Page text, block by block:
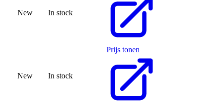
New In stock
New In stock
Prijs tonen